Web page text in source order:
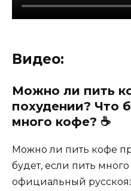
Видео:
Можно ли пить
похудении? Что
много кофе? ☕️
Можно ли пить кофе
будет, если пить
официальный